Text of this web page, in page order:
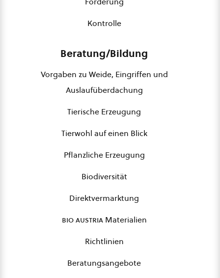
Kontrolle
Beratung/Bildung
Vorgaben zu Weide, Eingriffen und
Auslaufüberdachung
Tierische Erzeugung
Tierwohl auf einen Blick
Pflanzliche Erzeugung
Biodiversität
Direktvermarktung
bio austriaMaterialien
Richtlinien
Beratungsangebote